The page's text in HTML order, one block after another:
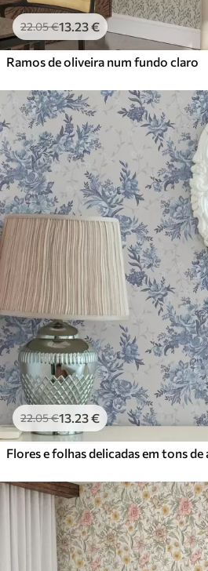
22.05€13.23€
Ramos de oliveira num fundo claro
22.05€13.23€